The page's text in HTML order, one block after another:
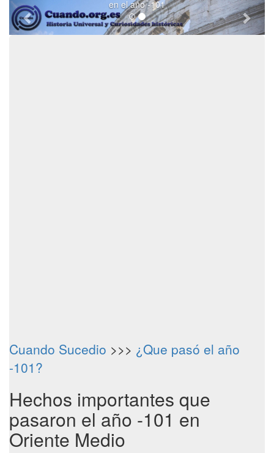
en el año -101
Cuando Sucedio >>> ¿Que pasó el año
-101?
Hechos importantes que
pasaron el año -101 en
Oriente Medio